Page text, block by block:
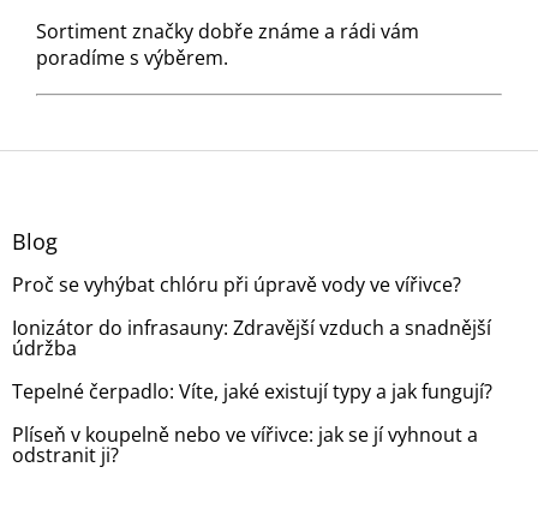
Sortiment značky dobře známe a rádi vám
poradíme s výběrem.
Z
Blog
Proč se vyhýbat chlóru při úpravě vody ve vířivce?
Ionizátor do infrasauny: Zdravější vzduch a snadnější
údržba
Tepelné čerpadlo: Víte, jaké existují typy a jak fungují?
Plíseň v koupelně nebo ve vířivce: jak se jí vyhnout a
odstranit ji?